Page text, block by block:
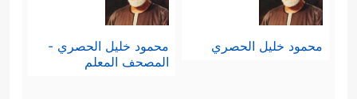
محمود خليل الحصري
محمود خليل الحصري -
المصحف المعلم